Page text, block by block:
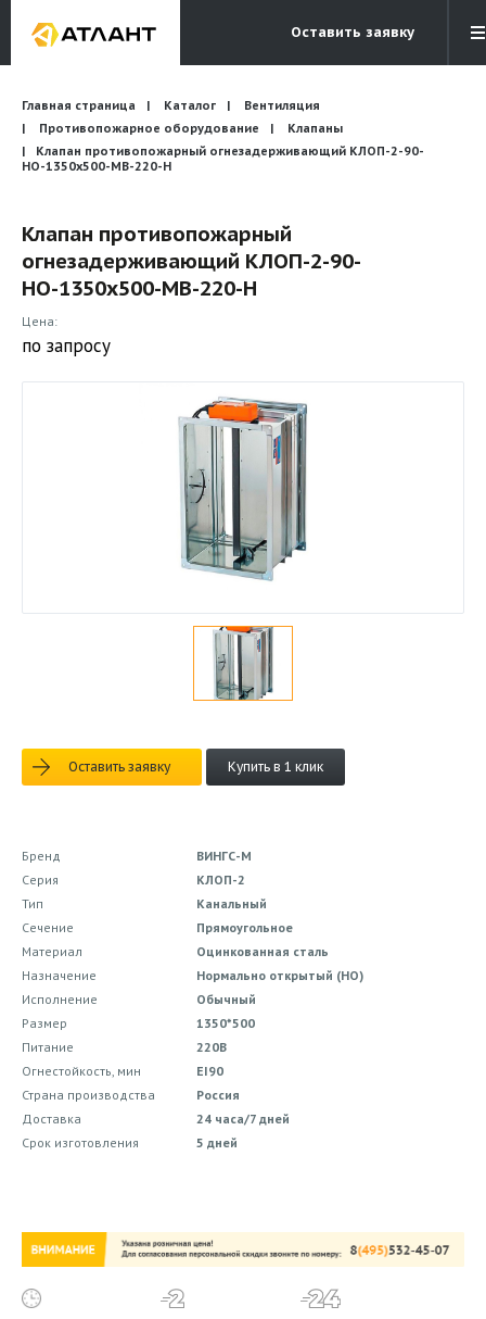
Оставить заявку
Электронная почта
info@atlantcompany.ru
Бесплатный звонок
8 (495) 532-45-07
Бренды
Каталоги
Бланки запросов
Главная страница Каталог
Вентиляция
Противопожарное оборудование
Клапаны
Клапан противопожарный огнезадерживающий КЛОП-2-90-
НО-1350х500-МВ-220-Н
Клапан противопожарный
огнезадерживающий КЛОП-2-90-
НО-1350х500-МВ-220-Н
Цена:
по запросу
Оставить заявку Купить в 1 клик
Бренд
ВИНГС-М
Серия
КЛОП-2
Тип
Канальный
Сечение
Прямоугольное
Материал
Оцинкованная сталь
Назначение
Нормально открытый (НО)
Исполнение
Обычный
Размер
1350*500
Питание
220В
Огнестойкость, мин
EI90
Страна производства
Россия
Доставка
24 часа/7 дней
Срок изготовления
5 дней